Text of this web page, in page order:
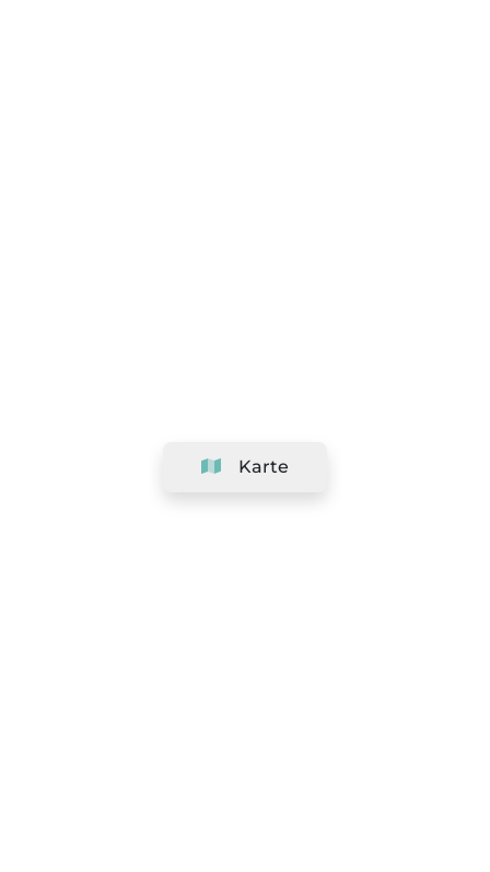
Karte